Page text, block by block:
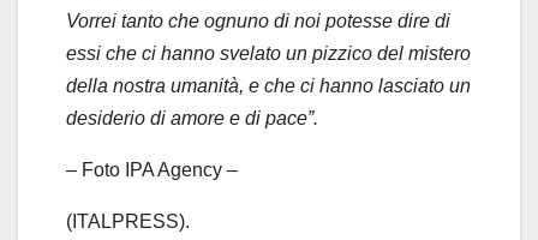
Vorrei tanto che ognuno di noi potesse dire di
essi che ci hanno svelato un pizzico del mistero
della nostra umanità, e che ci hanno lasciato un
desiderio di amore e di pace”.
– Foto IPA Agency –
(ITALPRESS).